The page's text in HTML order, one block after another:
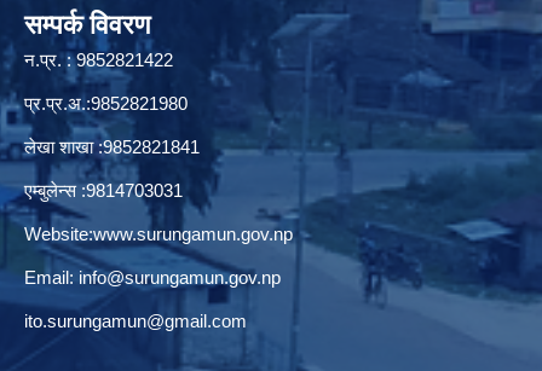
सम्पर्क विवरण
न.प्र. : 9852821422
प्र.प्र.अ.:9852821980
लेखा शाखा :9852821841
एम्बुलेन्स :9814703031
Website:www.surungamun.gov.np
Email: info@surungamun.gov.np
ito.surungamun@gmail.com